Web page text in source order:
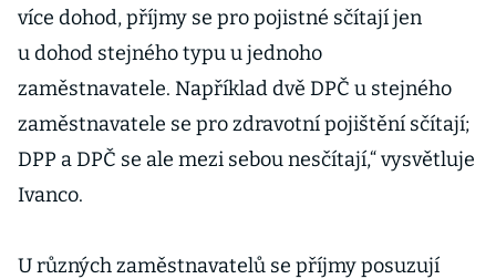
více dohod, příjmy se pro pojistné sčítají jen
u dohod stejného typu u jednoho
zaměstnavatele. Například dvě DPČ u stejného
zaměstnavatele se pro zdravotní pojištění sčítají;
DPP a DPČ se ale mezi sebou nesčítají,“ vysvětluje
Ivanco.
U různých zaměstnavatelů se příjmy posuzují